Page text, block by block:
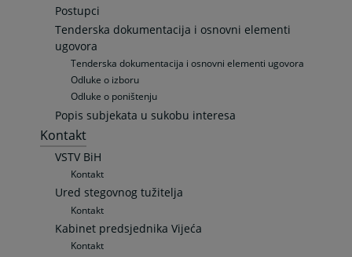
Postupci
Tenderska dokumentacija i osnovni elementi
ugovora
Tenderska dokumentacija i osnovni elementi ugovora
Odluke o izboru
Odluke o poništenju
Popis subjekata u sukobu interesa
Kontakt
VSTV BiH
Kontakt
Ured stegovnog tužitelja
Kontakt
Kabinet predsjednika Vijeća
Kontakt